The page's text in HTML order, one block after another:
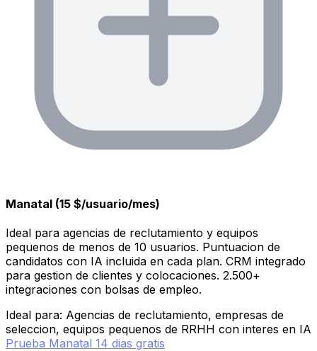
Manatal (15 $/usuario/mes)
Ideal para agencias de reclutamiento y equipos
pequenos de menos de 10 usuarios. Puntuacion de
candidatos con IA incluida en cada plan. CRM integrado
para gestion de clientes y colocaciones. 2.500+
integraciones con bolsas de empleo.
Ideal para: Agencias de reclutamiento, empresas de
seleccion, equipos pequenos de RRHH con interes en IA
Prueba Manatal 14 dias gratis